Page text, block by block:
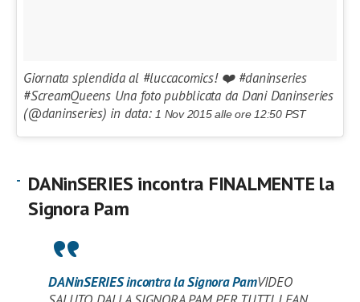
Giornata splendida al #luccacomics! ❤️ #daninseries
#ScreamQueens Una foto pubblicata da Dani Daninseries
(@daninseries) in data:1 Nov 2015 alle ore 12:50 PST
DANinSERIES incontra FINALMENTE la
Signora Pam
DANinSERIES incontra la Signora PamVIDEO